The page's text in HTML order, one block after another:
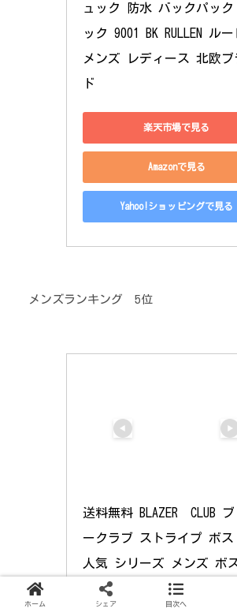
ュック 防水 バックパック
ック 9001 BK RULLEN ルー
メンズ レディース 北欧ブ
ド
楽天市場で見る
Amazonで見る
Yahoo!ショッピングで見る
メンズランキング 5位
送料無料 BLAZER　CLUB
ークラブ ストライプ ボス
人気 シリーズ メンズ ボ
バッグ 31123 ブラック 黒
ホーム シェア 目次へ